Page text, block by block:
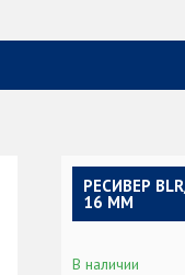
РЕСИВЕР
16 ММ
В наличии